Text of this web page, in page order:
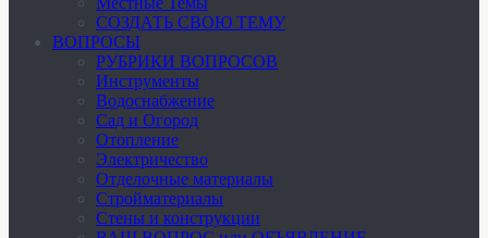
СОЗДАТЬ СВОЮ ТЕМУ
ВОПРОСЫ
РУБРИКИ ВОПРОСОВ
Инструменты
Водоснабжение
Сад и Огород
Отопление
Электричество
Отделочные материалы
Стройматериалы
Стены и конструкции